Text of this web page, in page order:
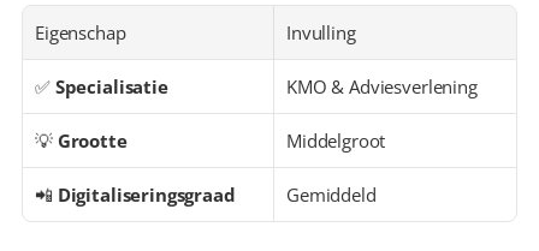
Eigenschap Invulling
✅ Specialisatie KMO & Adviesverlening
💡 Grootte Middelgroot
📲 Digitaliseringsgraad Gemiddeld